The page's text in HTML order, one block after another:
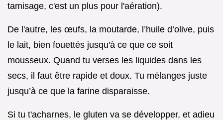
tamisage, c'est un plus pour l'aération).
De l'autre, les œufs, la moutarde, l’huile d’olive, puis
le lait, bien fouettés jusqu'à ce que ce soit
mousseux. Quand tu verses les liquides dans les
secs, il faut être rapide et doux. Tu mélanges juste
jusqu’à ce que la farine disparaisse.
Si tu t'acharnes, le gluten va se développer, et adieu